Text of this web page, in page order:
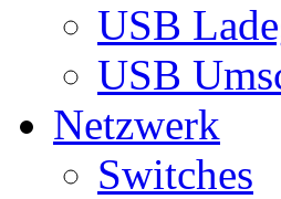
USB
USB
Netzwerk
Switches